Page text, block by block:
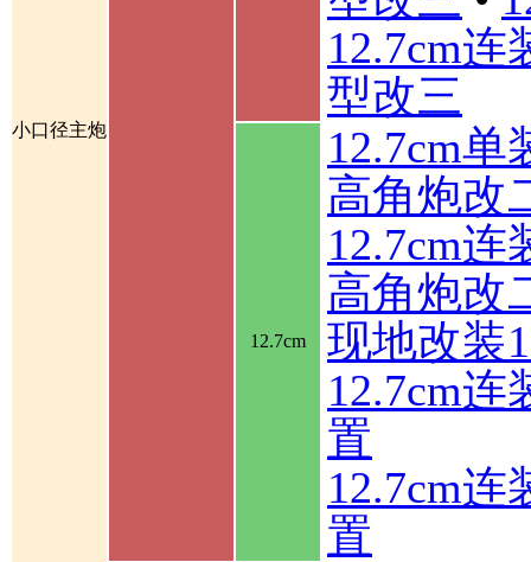
小口径主炮
12.7cm连
型改三
12.7cm
12.7cm
高角炮改
12.7cm
高角炮改
现地改装
12.7cm
置
12.7cm
置